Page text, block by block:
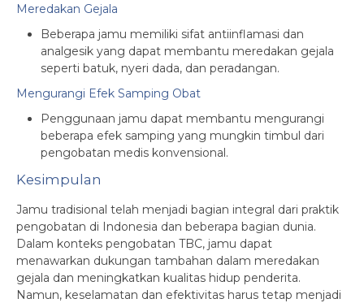
Meredakan Gejala
Beberapa jamu memiliki sifat antiinflamasi dan
analgesik yang dapat membantu meredakan gejala
seperti batuk, nyeri dada, dan peradangan.
Mengurangi Efek Samping Obat
Penggunaan jamu dapat membantu mengurangi
beberapa efek samping yang mungkin timbul dari
pengobatan medis konvensional.
Kesimpulan
Jamu tradisional telah menjadi bagian integral dari praktik
pengobatan di Indonesia dan beberapa bagian dunia.
Dalam konteks pengobatan TBC, jamu dapat
menawarkan dukungan tambahan dalam meredakan
gejala dan meningkatkan kualitas hidup penderita.
Namun, keselamatan dan efektivitas harus tetap menjadi